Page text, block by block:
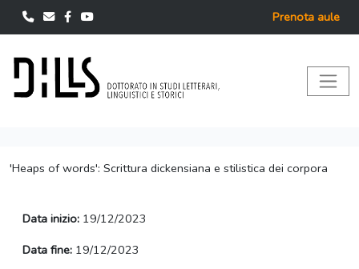
Prenota aule
'Heaps of words': Scrittura dickensiana e stilistica dei corpora
Data inizio: 19/12/2023
Data fine: 19/12/2023